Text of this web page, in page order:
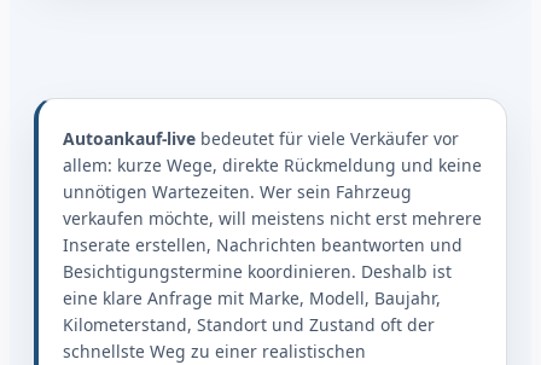
Autoankauf-live bedeutet für viele Verkäufer vor
allem: kurze Wege, direkte Rückmeldung und keine
unnötigen Wartezeiten. Wer sein Fahrzeug
verkaufen möchte, will meistens nicht erst mehrere
Inserate erstellen, Nachrichten beantworten und
Besichtigungstermine koordinieren. Deshalb ist
eine klare Anfrage mit Marke, Modell, Baujahr,
Kilometerstand, Standort und Zustand oft der
schnellste Weg zu einer realistischen